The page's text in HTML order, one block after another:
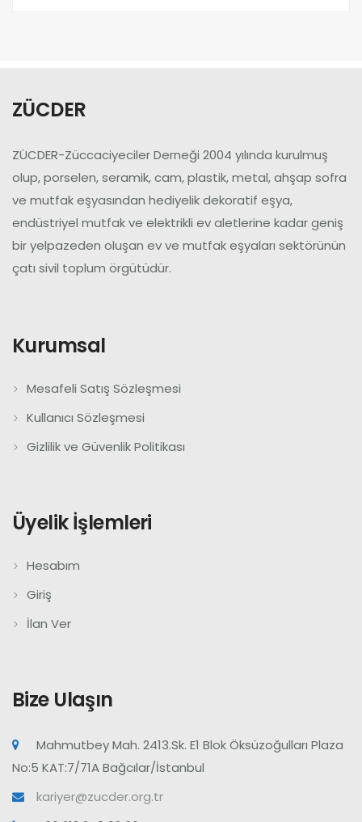
ZÜCDER
ZÜCDER-Züccaciyeciler Derneği 2004 yılında kurulmuş
olup, porselen, seramik, cam, plastik, metal, ahşap sofra
ve mutfak eşyasından hediyelik dekoratif eşya,
endüstriyel mutfak ve elektrikli ev aletlerine kadar geniş
bir yelpazeden oluşan ev ve mutfak eşyaları sektörünün
çatı sivil toplum örgütüdür.
Kurumsal
Mesafeli Satış Sözleşmesi
Kullanıcı Sözleşmesi
Gizlilik ve Güvenlik Politikası
Üyelik İşlemleri
Hesabım
Giriş
İlan Ver
Bize Ulaşın
Mahmutbey Mah. 2413.Sk. E1 Blok Öksüzoğulları Plaza
No:5 KAT:7/71A Bağcılar/İstanbul
kariyer@zucder.org.tr